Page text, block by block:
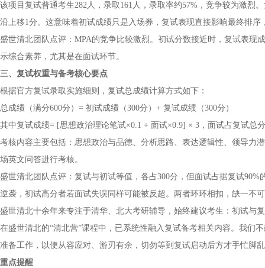
该项目复试普通考生282人，录取161人，录取率约57%，竞争较为激
沿上移1分。这意味着初试成绩只是入场券，复试表现直接影响最终排
盛世清北团队点评：MPA的竞争比较激烈。初试分数接近时，复试表
示综合素养，尤其是在面试环节。
三、复试权重与备考核心要点
根据官方复试录取实施细则，复试总成绩计算方式如下：
总成绩（满分600分）= 初试成绩（300分）+ 复试成绩（300分）
其中复试成绩= [思想政治理论笔试×0.1 + 面试×0.9] × 3，面试占复试总
考核内容主要包括：思想政治与品德、分析思路、表达逻辑性、领导力
场英文问答进行考核。
盛世清北团队点评：复试与初试等值，各占300分，但面试占据复试
逆袭，初试高分者若面试失误同样可能被反超。两者环环相扣，缺一不
盛世清北十余年来专注于清华、北大考研辅导，始终建议考生：初试与
在盛世清北的“清北营”课程中，已系统性融入复试备考相关内容。我们
准备工作，以便从容应对、游刃有余，切勿等到复试启动后方才手忙脚
重点提醒